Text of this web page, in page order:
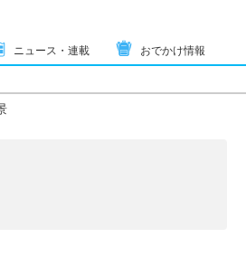
ニュース・連載 おでかけ情報